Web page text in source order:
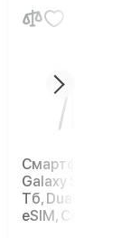
Смартфон
Galaxy S26 Ultra,
Тб, Dual: nano
eSIM, Серый